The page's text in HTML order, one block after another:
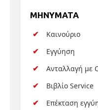
MHNYMATA
Καινούριο
Εγγύηση
Ανταλλαγή με
Βιβλίο Service
Επέκταση